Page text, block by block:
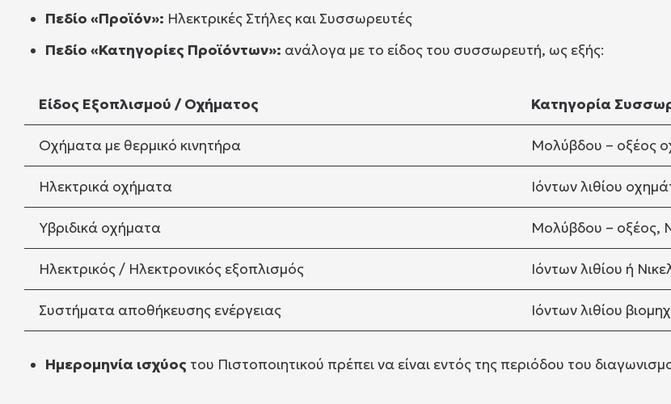
Πεδίο «Προϊόν»: Ηλεκτρικές Στήλες και Συσσωρευτές
Πεδίο «Κατηγορίες Προϊόντων»: ανάλογα με το είδος του συσσωρευτή, ως εξής:
Είδος Εξοπλισμού / Οχήματος Κατηγορία
Οχήματα με θερμικό κινητήρα Μολύβδου – οξέος
Ηλεκτρικά οχήματα Ιόντων λιθίου
Υβριδικά οχήματα Μολύβδου – οξέος,
Ηλεκτρικός / Ηλεκτρονικός εξοπλισμός Ιόντων λιθίου ή
Συστήματα αποθήκευσης ενέργειας Ιόντων λιθίου
Ημερομηνία ισχύος του Πιστοποιητικού πρέπει να είναι εντός της περιόδου του